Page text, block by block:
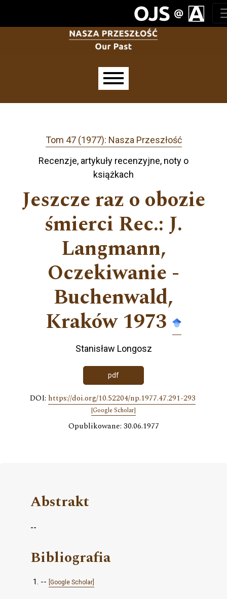
Tom 47 (1977): Nasza Przeszłość
Recenzje, artykuły recenzyjne, noty o
książkach
Jeszcze raz o obozie
śmierci Rec.: J.
Langmann,
Oczekiwanie -
Buchenwald,
Kraków 1973
Stanisław Longosz
pdf
DOI: https://doi.org/10.52204/np.1977.47.291-293
[Google Scholar]
Opublikowane: 30.06.1977
Abstrakt
--
Bibliografia
-- [Google Scholar]